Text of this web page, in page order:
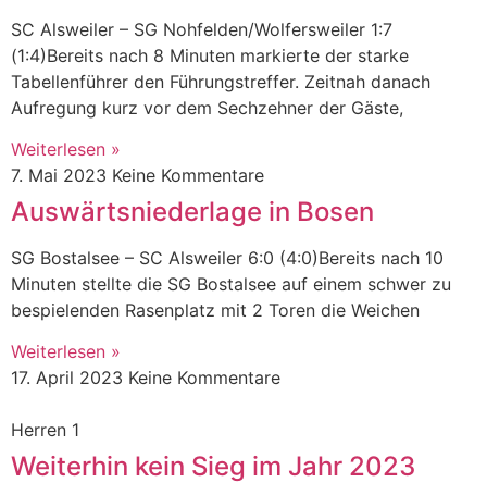
SC Alsweiler – SG Nohfelden/Wolfersweiler 1:7
(1:4)Bereits nach 8 Minuten markierte der starke
Tabellenführer den Führungstreffer. Zeitnah danach
Aufregung kurz vor dem Sechzehner der Gäste,
Weiterlesen »
7. Mai 2023 Keine Kommentare
Auswärtsniederlage in Bosen
SG Bostalsee – SC Alsweiler 6:0 (4:0)Bereits nach 10
Minuten stellte die SG Bostalsee auf einem schwer zu
bespielenden Rasenplatz mit 2 Toren die Weichen
Weiterlesen »
17. April 2023 Keine Kommentare
Herren 1
Weiterhin kein Sieg im Jahr 2023